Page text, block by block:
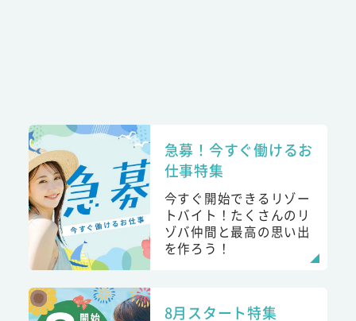
急募！今すぐ働けるお
仕事特集
今すぐ開始できるリゾー
トバイト！たくさんのリ
ゾバ仲間と最高の思い出
を作ろう！
8月スタート特集